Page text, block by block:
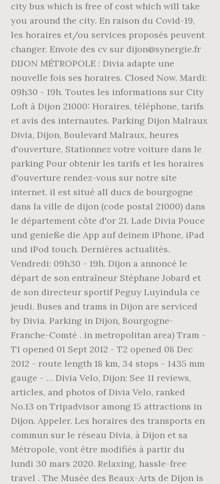
city bus which is free of cost which will take
you around the city. En raison du Covid-19,
les horaires et/ou services proposés peuvent
changer. Envoie des cv sur dijon@synergie.fr
DIJON MÉTROPOLE : Divia adapte une
nouvelle fois ses horaires. Closed Now. Mardi:
09h30 - 19h. Toutes les informations sur City
Loft à Dijon 21000: Horaires, téléphone, tarifs
et avis des internautes. Parking Dijon Malraux
Divia, Dijon, Boulevard Malraux, heures
d'ouverture, Stationnez votre voiture dans le
parking Pour obtenir les tarifs et les horaires
d'ouverture rendez-vous sur notre site
internet. il est situé all ducs de bourgogne
dans la ville de dijon (code postal 21000) dans
le département côte d'or 21. Lade Divia Pouce
und genieße die App auf deinem iPhone, iPad
und iPod touch. Dernières actualités.
Vendredi: 09h30 - 19h. Dijon a annoncé le
départ de son entraîneur Stéphane Jobard et
de son directeur sportif Peguy Luyindula ce
jeudi. Buses and trams in Dijon are serviced
by Divia. Parking in Dijon, Bourgogne-
Franche-Comté . in metropolitan area) Tram -
T1 opened 01 Sept 2012 - T2 opened 08 Dec
2012 - route length 18 km, 34 stops - 1435 mm
gauge - … Divia Velo, Dijon: See 11 reviews,
articles, and photos of Divia Velo, ranked
No.13 on Tripadvisor among 15 attractions in
Dijon. Appeler. Les horaires des transports en
commun sur le réseau Divia, à Dijon et sa
Métropole, vont être modifiés à partir du
lundi 30 mars 2020. Relaxing, hassle-free
travel . The Musée des Beaux-Arts de Dijon is